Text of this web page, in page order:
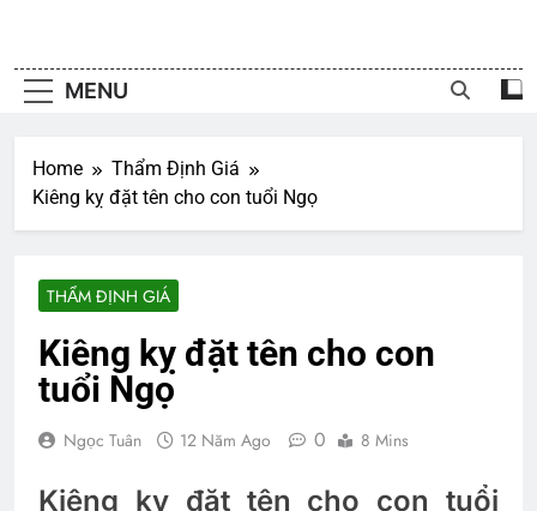
MENU
Home
Thẩm Định Giá
Kiêng kỵ đặt tên cho con tuổi Ngọ
THẨM ĐỊNH GIÁ
Kiêng kỵ đặt tên cho con
tuổi Ngọ
Ngọc Tuân 12 Năm Ago 0 8 Mins
Kiêng kỵ đặt tên cho con tuổi